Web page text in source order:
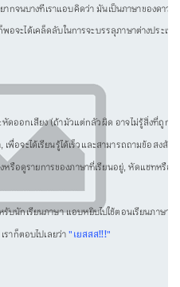
ยากจนบางทีเราแอบคิดว่า มันเป็นภาษาของด
อจะได้เคล็ดลับในการจะบรรลุภาษาต่างประเท
หัดออกเสียง (ถ้ามัวแต่กลัวผิด อาจไม่รู้สิ่งที่ถู
พื่อจะได้เรียนรู้ได้เร็วและสามารถถามข้อสงสัย
หรือดูรายการของภาษาที่เรียนอยู่, หัดแชทหรือ
บนักเรียนภาษา แอบหยิบไปใช้ตอนเรียนภาษา ใ
ราก็ตอบไปเลยว่า"เยสสส!!!"